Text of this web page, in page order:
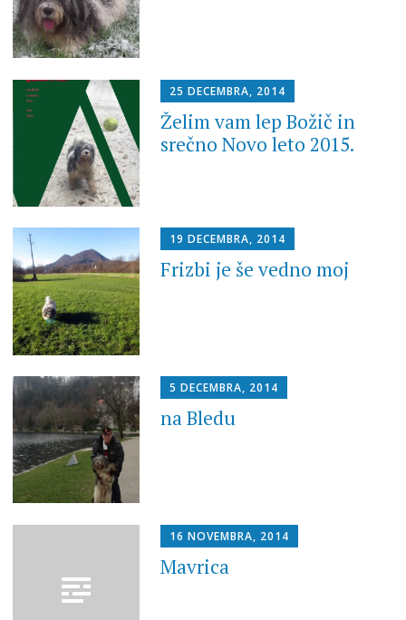
25 DECEMBRA, 2014
Želim vam lep Božič in
srečno Novo leto 2015.
19 DECEMBRA, 2014
Frizbi je še vedno moj
5 DECEMBRA, 2014
na Bledu
16 NOVEMBRA, 2014
Mavrica